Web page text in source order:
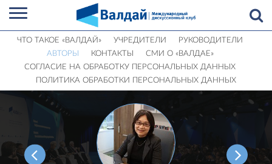
ЧТО ТАКОЕ «ВАЛДАЙ» УЧРЕДИТЕЛИ
РУКОВОДИТЕЛИ
АВТОРЫ
КОНТАКТЫ
СМИ О «ВАЛДАЕ»
СОГЛАСИЕ НА ОБРАБОТКУ ПЕРСОНАЛЬНЫХ ДАННЫХ
ПОЛИТИКА ОБРАБОТКИ ПЕРСОНАЛЬНЫХ ДАННЫХ